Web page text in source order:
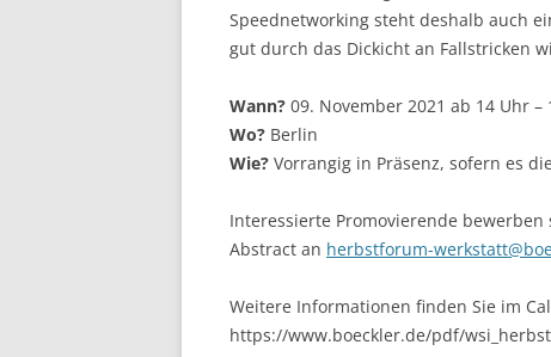
EUROPA-UNIVERSITÄT FLENSBURG
UNIVERSITY OF HAMBURG – BWL
UNIVERSITY OF HAMBURG – WISO
UNIVERSITY OF HAMBURG – EPB
Speednetworking steht deshalb auch
gut durch das Dickicht an Fallstricken
Wann? 09. November 2021 ab 14 Uhr
Wo? Berlin
Wie? Vorrangig in Präsenz, sofern es
Interessierte Promovierende bewerben
Abstract an herbstforum-
Weitere Informationen finden Sie im
https://www.boeckler.de/pdf/